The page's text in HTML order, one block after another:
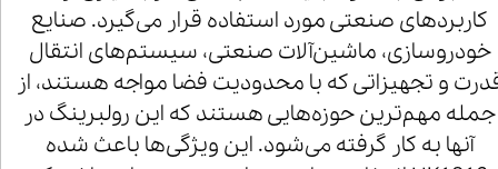
کاربردهای صنعتی مورد استفاده قرار می‌گیرد. صنایع
خودروسازی، ماشین‌آلات صنعتی، سیستم‌های انتقال
و تجهیزاتی که با محدودیت فضا مواجه هستند، از
جمله مهم‌ترین حوزه‌هایی هستند که این رولبرینگ در
آنها به کار گرفته می‌شود. این ویژگی‌ها باعث شده